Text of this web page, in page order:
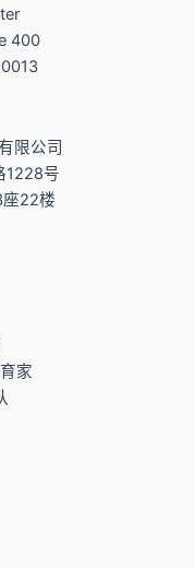
400
限公司
1228号
22楼
家